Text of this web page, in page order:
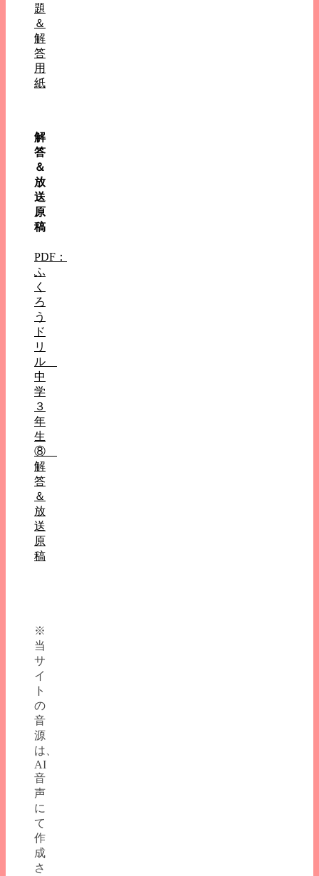
題
＆
解
答
用
紙
解
答
＆
放
送
原
稿
PDF：
ふ
く
ろ
う
ド
リ
ル
中
学
３
年
生
⑧
解
答
＆
放
送
原
稿
※
当
サ
イ
ト
の
音
源
は、
AI
音
声
に
て
作
成
さ